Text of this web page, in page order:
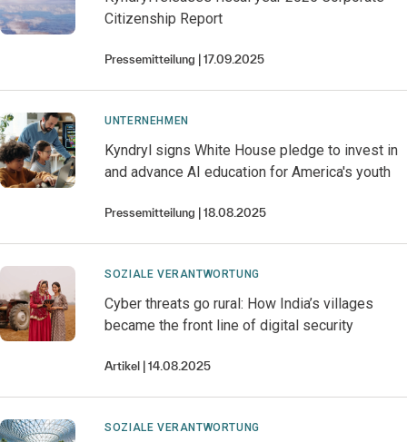
Citizenship Report
Pressemitteilung 17.09.2025
UNTERNEHMEN
Kyndryl signs White House pledge to invest in
and advance AI education for America's youth
Pressemitteilung 18.08.2025
SOZIALE VERANTWORTUNG
Cyber threats go rural: How India’s villages
became the front line of digital security
Artikel 14.08.2025
SOZIALE VERANTWORTUNG